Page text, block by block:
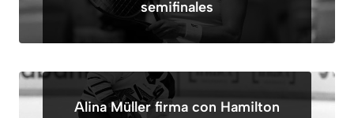
semifinales
Alina Müller firma con Hamilton